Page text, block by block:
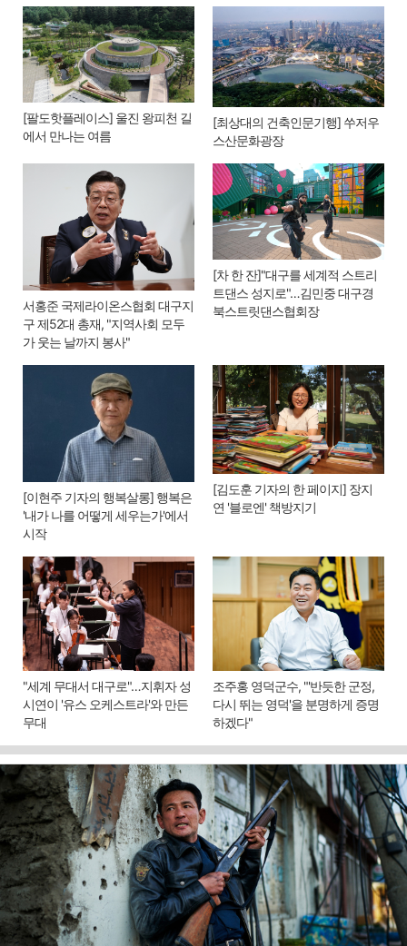
[팔도핫플레이스] 울진 왕피천 길
에서 만나는 여름
[최상대의 건축인문기행] 쑤저우
스산문화광장
서홍준 국제라이온스협회 대구지
구 제52대 총재, "지역사회 모두
가 웃는 날까지 봉사"
[차 한 잔]"대구를 세계적 스트리
트댄스 성지로"…김민중 대구경
북스트릿댄스협회장
[이현주 기자의 행복살롱] 행복은
'내가 나를 어떻게 세우는가'에서
시작
[김도훈 기자의 한 페이지] 장지
연 '블로엔' 책방지기
"세계 무대서 대구로"…지휘자 성
시연이 '유스 오케스트라'와 만든
무대
조주홍 영덕군수, "'반듯한 군정,
다시 뛰는 영덕'을 분명하게 증명
하겠다"